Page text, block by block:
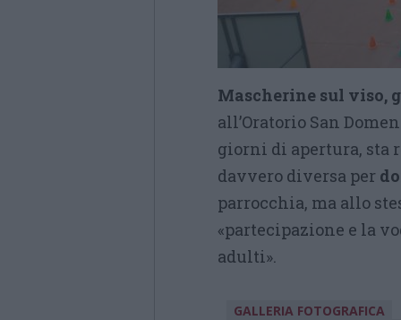
Mascherine sul viso,
all’Oratorio San
giorni di apertura, sta
davvero diversa per
parrocchia, ma allo
«partecipazione e la
adulti».
GALLERIA FOTOGRAFICA